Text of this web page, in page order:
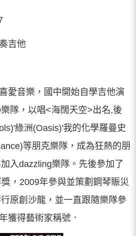
吉他
愛音樂，國中開始自學吉他演
隊，以唱<海闊天空>出名,後
綠洲(Oasis)'我的化學羅曼史
等朋克樂隊，成為狂熱的朋
入dazzling樂隊。先後參加了
，2009年參與並策劃鋼琴賑災
原創沙龍，並一直跟隨樂隊參
獲得藝術家稱號．